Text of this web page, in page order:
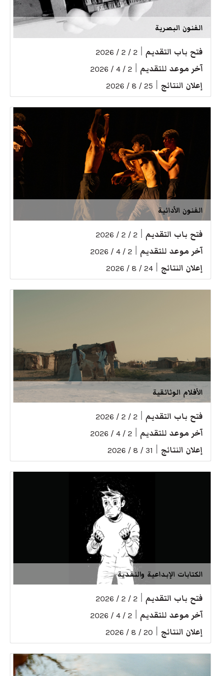
الفنون البصرية
فتح باب التقديم 2 / 2 / 2026
آخر موعد للتقديم 2 / 4 / 2026
إعلان النتائج 25 / 8 / 2026
الفنون الأدائية
فتح باب التقديم 2 / 2 / 2026
آخر موعد للتقديم 2 / 4 / 2026
إعلان النتائج 24 / 8 / 2026
الأفلام الوثائقية
فتح باب التقديم 2 / 2 / 2026
آخر موعد للتقديم 2 / 4 / 2026
إعلان النتائج 31 / 8 / 2026
الكتابات الإبداعية والنقدية
فتح باب التقديم 2 / 2 / 2026
آخر موعد للتقديم 2 / 4 / 2026
إعلان النتائج 20 / 8 / 2026